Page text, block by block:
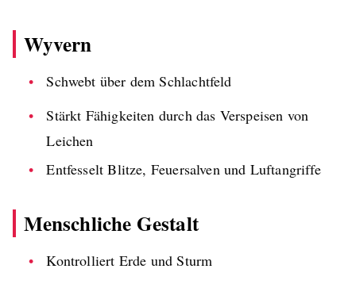
Wyvern
Schwebt über dem Schlachtfeld
Stärkt Fähigkeiten durch das Verspeisen von
Leichen
Entfesselt Blitze, Feuersalven und Luftangriffe
Menschliche Gestalt
Kontrolliert Erde und Sturm